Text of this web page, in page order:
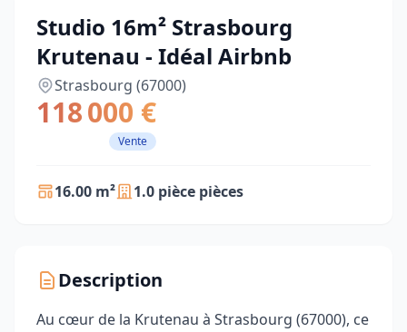
Studio 16m² Strasbourg
Krutenau - Idéal Airbnb
Strasbourg (67000)
118 000 €
Vente
16.00 m² 1.0 pièce pièces
Description
Au cœur de la Krutenau à Strasbourg (67000), ce